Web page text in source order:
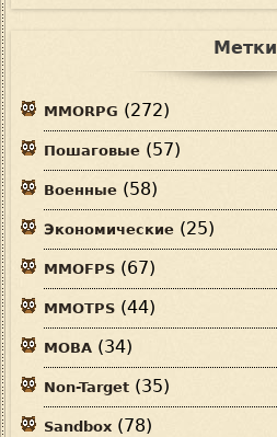
Метки
MMORPG (272)
Пошаговые (57)
Военные (58)
Экономические (25)
MMOFPS (67)
MMOTPS (44)
MOBA (34)
Non-Target (35)
Sandbox (78)